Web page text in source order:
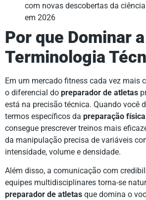
com novas descobertas da
em 2026
Por que Dominar a
Terminologia
Em um mercado fitness cada vez mais
o diferencial do preparador de atletas
está na precisão técnica. Quando você
termos específicos da preparação
consegue prescrever treinos mais
da manipulação precisa de variáveis
intensidade, volume e densidade.
Além disso, a comunicação com
equipes multidisciplinares torna-se
preparador de atletas que domina o